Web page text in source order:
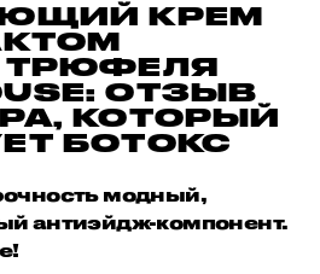
КРЕМ
ТРЮФЕЛЯ
ОТЗЫВ
КОТОРЫЙ
БОТОКС
модный,
антиэйдж-компонент.